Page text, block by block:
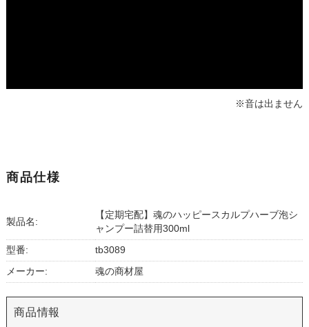
※音は出ません
商品仕様
製品名:
【定期宅配】魂のハッピースカルプハーブ泡シ
ャンプー詰替用300ml
型番: tb3089
メーカー: 魂の商材屋
商品情報